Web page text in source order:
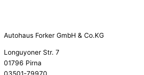
Autohaus Forker GmbH & Co.KG
Longuyoner Str. 7
01796 Pirna